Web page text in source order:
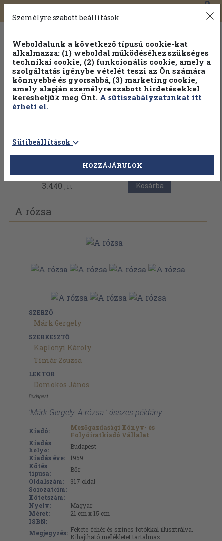
Toggle
navigation
0
Vissza az előző oldalra
3.440 ,-Ft Kosárba
A rózsa
SZERZŐ
Márk Gergely
SZERKESZTŐ
Kaplonyi Károly
Tímár Zsuzsa
LEKTOR
Domokos János
Budapest
'Márk Gergely: A rózsa ' összes példány
Kiadó:
Mezőgazdasági Könyv- és
Folyóiratkiadó Vállalat
Kiadás
helye:
Budapest
Kiadás éve:
1959
Kötés
típusa:
Bőr
Oldalszám:
317 oldal
Sorozatcím:
Kötetszám:
Nyelv:
Magyar
Méret:
21 cm x 15 cm
ISBN:
Megjegyzés: Fekete-fehér és színes fotókkal illusztrálva.
Kihajtható mellékletet tartalmaz.
Személyre szabott beállítások
Weboldalunk a következő típusú cookie-kat
alkalmazza: (1) weboldal működéséhez szükséges
technikai cookie, (2) funkcionális cookie, amely a
szolgáltatás igénybe vételét teszi az Ön számára
könnyebbé és gyorsabbá, (3) marketing cookie,
amely alapján személyre szabott hirdetésekkel
kereshetjük meg Önt. A sütiszabályzatunkat itt
érheti el.
Sütibeállítások
HOZZÁJÁRULOK